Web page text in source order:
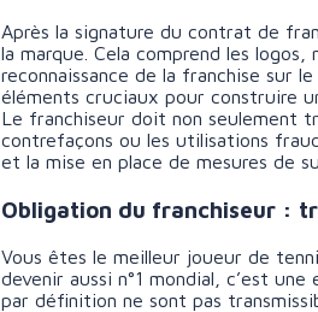
Après la signature du contrat de
la marque. Cela comprend les
reconnaissance de la franchise sur
éléments cruciaux pour construire
Le franchiseur doit non seulement
contrefaçons ou les utilisations
et la mise en place de mesures de
Obligation du franchiseur :
Vous êtes le meilleur joueur de
devenir aussi n°1 mondial, c’est
par définition ne sont pas